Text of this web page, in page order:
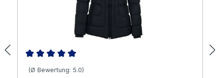
Durchschnittliche Bewertung von 5 von 5 Sternen
(Ø Bewertung: 5.0)